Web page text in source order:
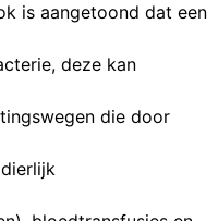
is aangetoond dat een
deze kan
die door